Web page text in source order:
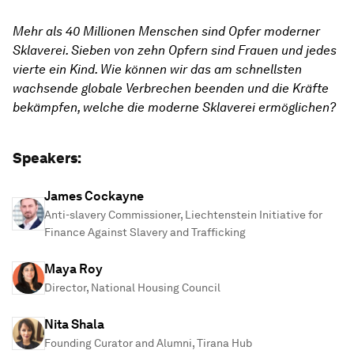
Mehr als 40 Millionen Menschen sind Opfer moderner
Sklaverei. Sieben von zehn Opfern sind Frauen und jedes
vierte ein Kind. Wie können wir das am schnellsten
wachsende globale Verbrechen beenden und die Kräfte
bekämpfen, welche die moderne Sklaverei ermöglichen?
Speakers:
James Cockayne
Anti-slavery Commissioner, Liechtenstein Initiative for
Finance Against Slavery and Trafficking
Maya Roy
Director, National Housing Council
Nita Shala
Founding Curator and Alumni, Tirana Hub